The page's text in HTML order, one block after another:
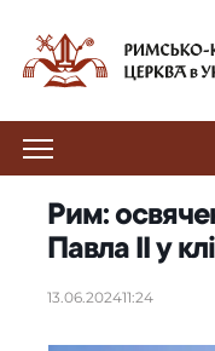
Рим:
Павла ІІ у
13.06.202411:24